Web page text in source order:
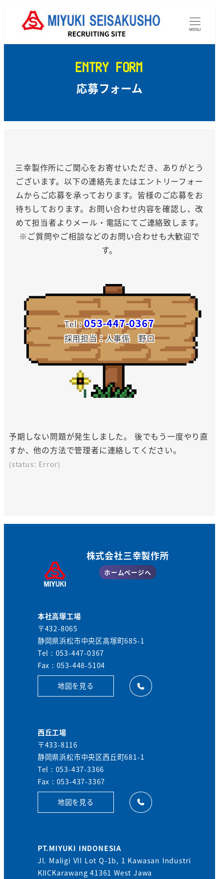
へ
MENU
ENTRY FORM
応募フォーム
三幸製作所にご関心をお寄せいただき、ありがとう
ございます。以下の連絡先またはエントリーフォー
ムからご応募を承っております。 皆様のご応募をお
待ちしております。 お問い合わせ内容を確認し、改
めて担当者よりメール・電話にてご連絡致します。
※ご質問やご相談などのお問い合わせも大歓迎で
す。
Tel : 053-447-0367
採用担当：人事係 野口
予期しない問題が発生しました。 後でもう一度やり直
すか、他の方法で管理者に連絡してください。
(status: Error)
株式会社三幸製作所
ホームページへ
本社高塚工場
〒432-8065
静岡県浜松市中央区高塚町685-1
Tel : 053-447-0367
Fax : 053-448-5104
地図を見る
西丘工場
〒433-8116
静岡県浜松市中央区西丘町681-1
Tel : 053-437-3366
Fax : 053-437-3367
地図を見る
PT.MIYUKI INDONESIA
Jl. Maligi VII Lot Q-1b, 1 Kawasan Industri
KIICKarawang 41361 West Jawa